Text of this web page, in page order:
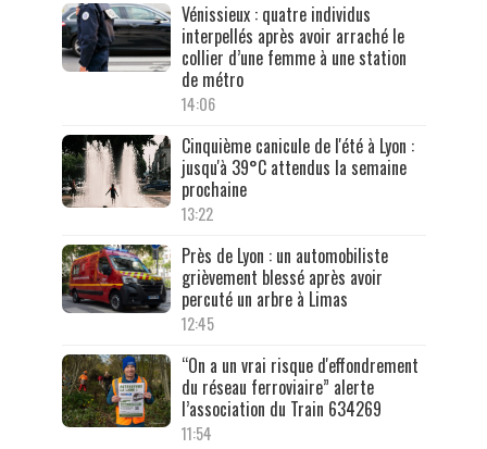
Vénissieux : quatre individus
interpellés après avoir arraché le
collier d’une femme à une station
de métro
14:06
Cinquième canicule de l'été à Lyon :
jusqu'à 39°C attendus la semaine
prochaine
13:22
Près de Lyon : un automobiliste
grièvement blessé après avoir
percuté un arbre à Limas
12:45
“On a un vrai risque d'effondrement
du réseau ferroviaire” alerte
l’association du Train 634269
11:54